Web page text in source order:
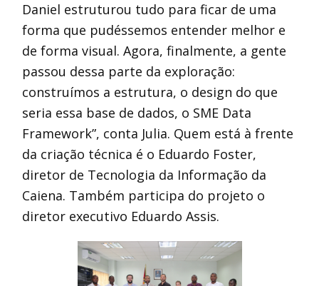
Daniel estruturou tudo para ficar de uma
forma que pudéssemos entender melhor e
de forma visual. Agora, finalmente, a gente
passou dessa parte da exploração:
construímos a estrutura, o design do que
seria essa base de dados, o SME Data
Framework”, conta Julia. Quem está à frente
da criação técnica é o Eduardo Foster,
diretor de Tecnologia da Informação da
Caiena. Também participa do projeto o
diretor executivo Eduardo Assis.